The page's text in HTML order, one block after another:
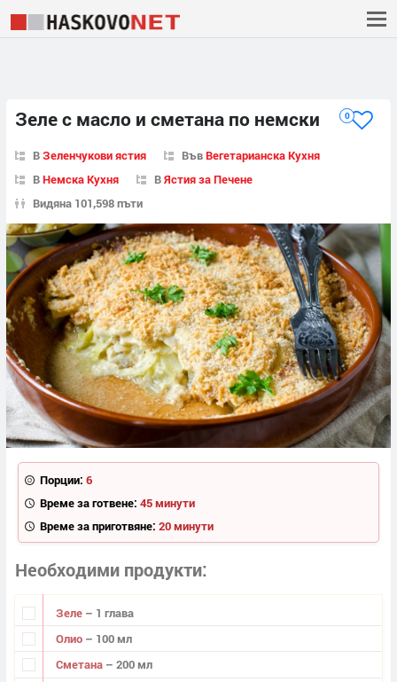
Зеле с масло и сметана по немски 0
ВЗеленчукови ястия ВъвВегетарианска Кухня
ВНемска Кухня ВЯстия за Печене
Видяна 101,598 пъти
Порции: 6
Време за готвене: 45 минути
Време за приготвяне: 20 минути
Необходими продукти
Зеле – 1 глава
Олио – 100 мл
Сметана – 200 мл